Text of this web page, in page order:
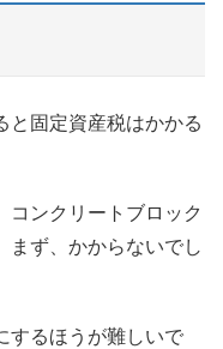
と固定資産税はかかる
コンクリートブロック
まず、かからないでし
するほうが難しいで